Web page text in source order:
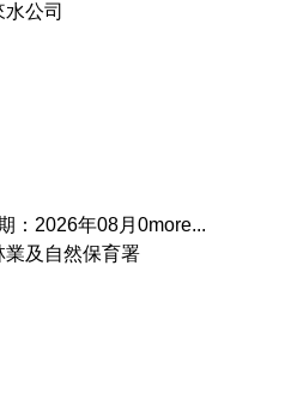
公司
：2026年08月0more...
業及自然保育署